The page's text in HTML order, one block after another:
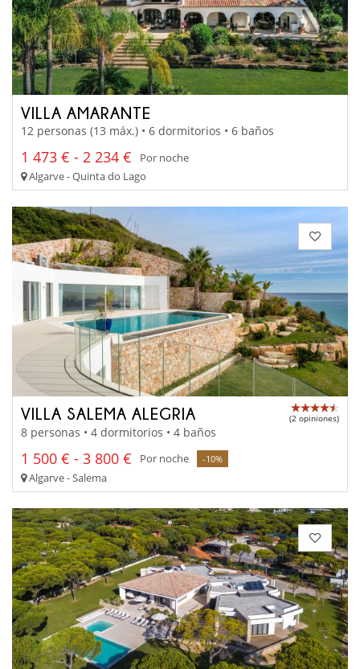
VILLA AMARANTE
12 personas (13 máx.) • 6 dormitorios • 6 baños
1 473 € - 2 234 €
Por noche
Algarve - Quinta do Lago
VILLA SALEMA ALEGRIA (2 opiniones)
8 personas • 4 dormitorios • 4 baños
1 500 € - 3 800 € Por noche -10%
Algarve - Salema